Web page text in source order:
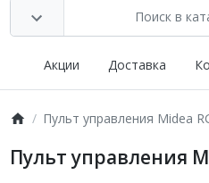
Акции Доставка
Пульт управления Midea
Пульт управления